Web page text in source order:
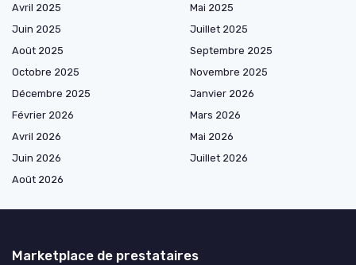
Avril 2025
Mai 2025
Juin 2025
Juillet 2025
Août 2025
Septembre 2025
Octobre 2025
Novembre 2025
Décembre 2025
Janvier 2026
Février 2026
Mars 2026
Avril 2026
Mai 2026
Juin 2026
Juillet 2026
Août 2026
Marketplace de prestataires